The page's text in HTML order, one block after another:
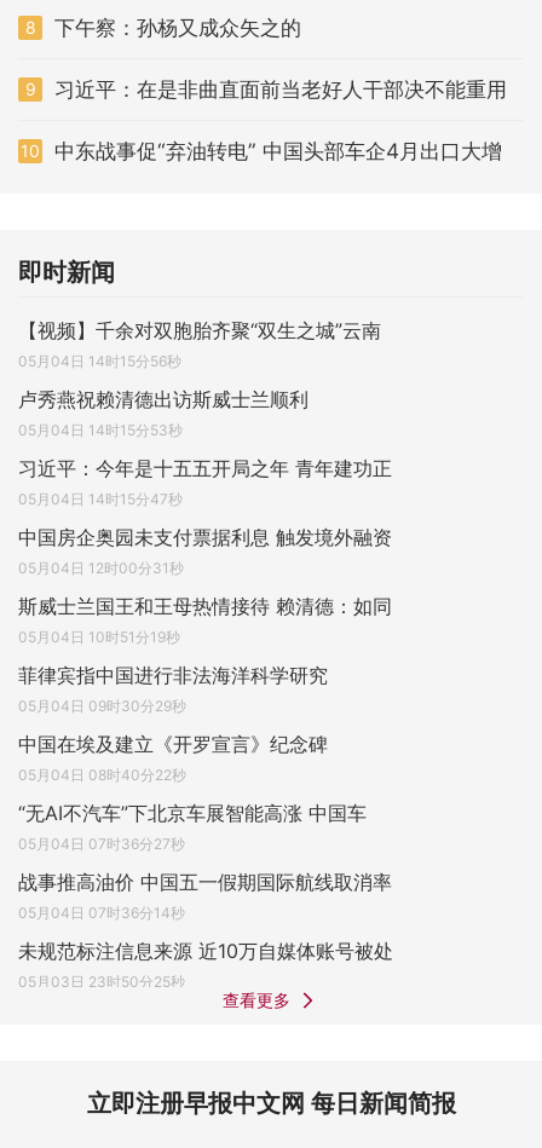
8 下午察：孙杨又成众矢之的
9 习近平：在是非曲直面前当老好人干部决不能重用
10 中东战事促“弃油转电” 中国头部车企4月出口大增
即时新闻
【视频】千余对双胞胎齐聚“双生之城”云南
05月04日 14时15分56秒
卢秀燕祝赖清德出访斯威士兰顺利
05月04日 14时15分53秒
习近平：今年是十五五开局之年 青年建功正
05月04日 14时15分47秒
中国房企奥园未支付票据利息 触发境外融资
05月04日 12时00分31秒
斯威士兰国王和王母热情接待 赖清德：如同
05月04日 10时51分19秒
菲律宾指中国进行非法海洋科学研究
05月04日 09时30分29秒
中国在埃及建立《开罗宣言》纪念碑
05月04日 08时40分22秒
“无AI不汽车”下北京车展智能高涨 中国车
05月04日 07时36分27秒
战事推高油价 中国五一假期国际航线取消率
05月04日 07时36分14秒
未规范标注信息来源 近10万自媒体账号被处
05月03日 23时50分25秒
查看更多
立即注册早报中文网 每日新闻简报